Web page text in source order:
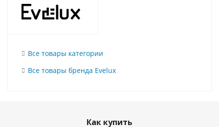
Все товары категории
Все товары бренда Evelux
Как купить